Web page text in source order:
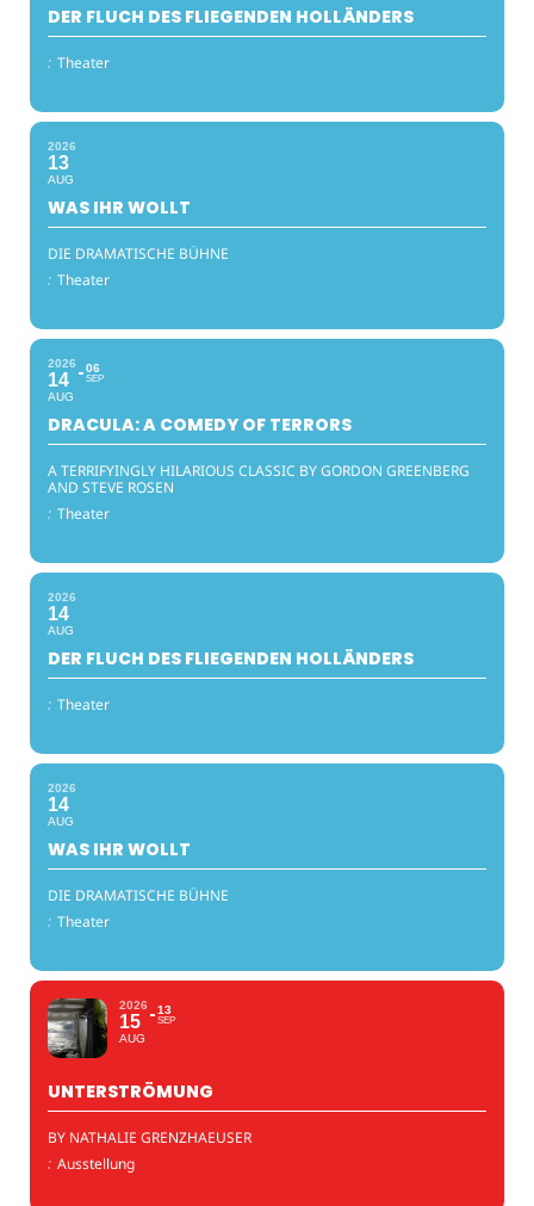
DER FLUCH DES FLIEGENDEN HOLLÄNDERS
: Theater
2026
13
AUG
WAS IHR WOLLT
DIE DRAMATISCHE BÜHNE
: Theater
2026
14
AUG
06
SEP
DRACULA: A COMEDY OF TERRORS
A TERRIFYINGLY HILARIOUS CLASSIC BY GORDON GREENBERG
AND STEVE ROSEN
: Theater
2026
14
AUG
DER FLUCH DES FLIEGENDEN HOLLÄNDERS
: Theater
2026
14
AUG
WAS IHR WOLLT
DIE DRAMATISCHE BÜHNE
: Theater
2026
15
AUG
13
SEP
UNTERSTRÖMUNG
BY NATHALIE GRENZHAEUSER
: Ausstellung